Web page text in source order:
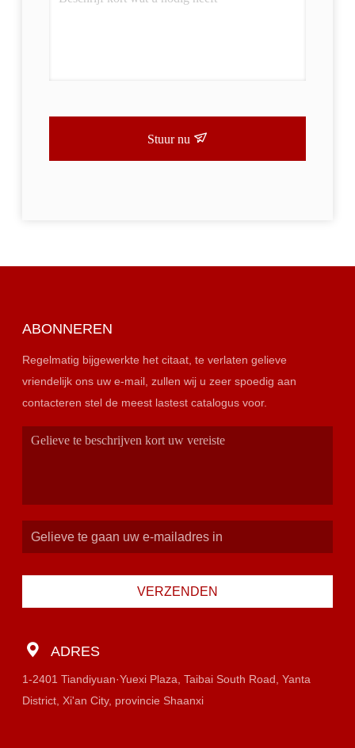
Stuur nu
ABONNEREN
Regelmatig bijgewerkte het citaat, te verlaten gelieve
vriendelijk ons uw e-mail, zullen wij u zeer spoedig aan
contacteren stel de meest lastest catalogus voor.
VERZENDEN
ADRES
1-2401 Tiandiyuan·Yuexi Plaza, Taibai South Road, Yanta
District, Xi'an City, provincie Shaanxi